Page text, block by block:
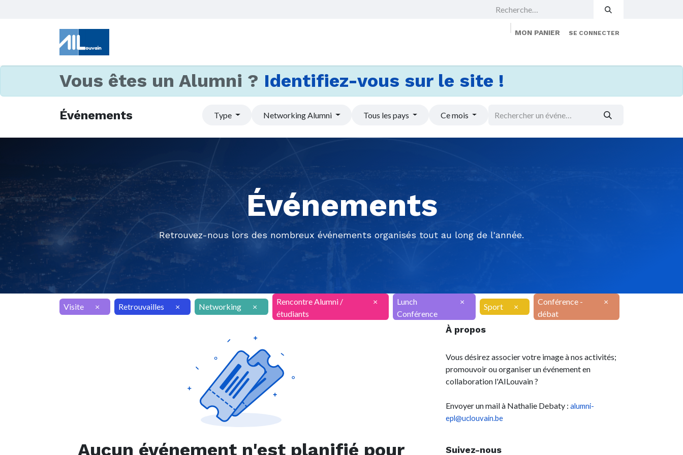
MON PANIER SE CONNECTER
Vous êtes un Alumni ? Identifiez-vous sur le site !
Événements Type Networking Alumni Tous les pays Ce mois
Événements
Retrouvez-nous lors des nombreux événements organisés tout au long de l'année.
Visite × Retrouvailles × Networking ×
Rencontre Alumni /
étudiants
×
Lunch
Conférence
×
Sport ×
Conférence -
débat
×
Aucun événement n'est planifié pour
À propos
Vous désirez associer votre image à nos activités;
promouvoir ou organiser un événement en
collaboration l'AILouvain ?
Envoyer un mail à Nathalie Debaty : alumni-
epl@uclouvain.be
Suivez-nous